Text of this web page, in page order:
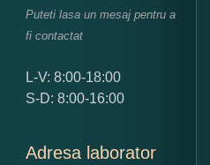
produs?
5
Puteti lasa un mesaj pentru a
fi contactat
L-V: 8:00-18:00
S-D: 8:00-16:00
Adresa laborator